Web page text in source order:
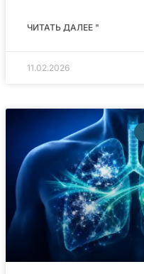
ЧИТАТЬ ДАЛЕЕ "
11.02.2026